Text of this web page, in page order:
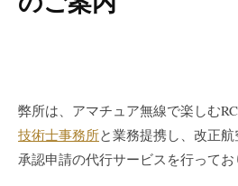
弊所は、アマチュア無線で楽しむ
技術士事務所と業務提携し、改正航
承認申請の代行サービスを行ってお